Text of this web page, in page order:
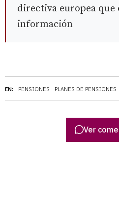
EN: PENSIONES PLANES DE PENSIONES
directiva europea que
información
Ver